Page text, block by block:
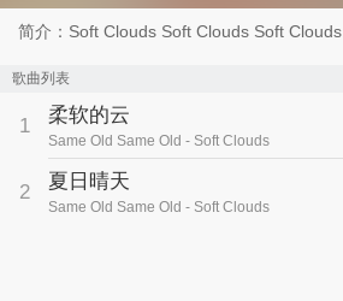
简介：Soft Clouds Soft Clouds Soft Clouds
歌曲列表
1 柔软的云
Same Old Same Old - Soft Clouds
2 夏日晴天
Same Old Same Old - Soft Clouds